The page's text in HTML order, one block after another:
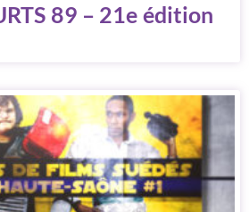
89 – 21e édition